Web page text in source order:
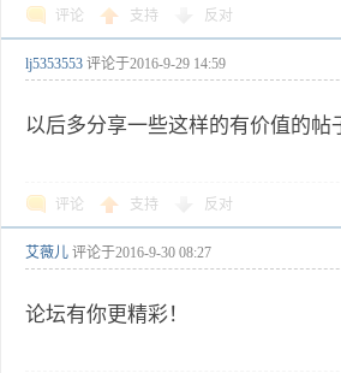
评论 支持 反对
lj5353553 评论于2016-9-29 14:59
以后多分享一些这样的有价值的帖
评论 支持 反对
艾薇儿 评论于2016-9-30 08:27
论坛有你更精彩！